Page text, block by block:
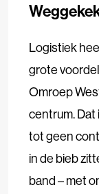
Logistiek
grote
Omroep
centrum. Dat
tot geen
in de bieb
band – met